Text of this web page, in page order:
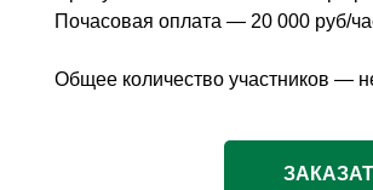
Почасовая оплата — 20 000 руб/
Общее количество участников —